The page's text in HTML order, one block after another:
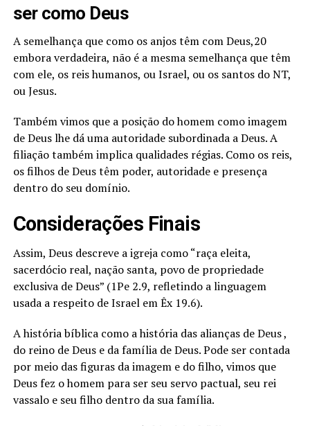
ser como Deus
A semelhança que como os anjos têm com Deus,20
embora verdadeira, não é a mesma semelhança que têm
com ele, os reis humanos, ou Israel, ou os santos do NT,
ou Jesus.
Também vimos que a posição do homem como imagem
de Deus lhe dá uma autoridade subordinada a Deus. A
filiação também implica qualidades régias. Como os reis,
os filhos de Deus têm poder, autoridade e presença
dentro do seu domínio.
Considerações Finais
Assim, Deus descreve a igreja como “raça eleita,
sacerdócio real, nação santa, povo de propriedade
exclusiva de Deus” (1Pe 2.9, refletindo a linguagem
usada a respeito de Israel em Êx 19.6).
A história bíblica como a história das alianças de Deus ,
do reino de Deus e da família de Deus. Pode ser contada
por meio das figuras da imagem e do filho, vimos que
Deus fez o homem para ser seu servo pactual, seu rei
vassalo e seu filho dentro da sua família.